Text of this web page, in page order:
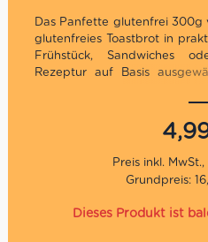
Das Panfette glutenfrei 300g
glutenfreies Toastbrot in
Frühstück, Sandwiches
Rezeptur auf Basis
einen ausgewogenen
Hersteller glutenfrei,
hergestellt – perfekt für alle,
im Alltag suchen.
Glutenfreies Toastbrot in
Mit Reismehl
Grundpreis:
Dieses Produkt ist